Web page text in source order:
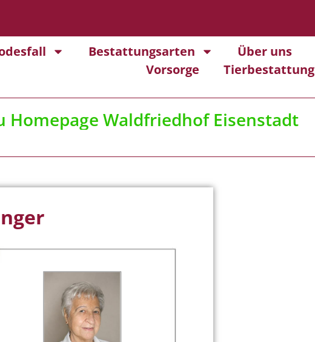
Bestattungsarten Über uns
Vorsorge
Tierbestattung
Homepage Waldfriedhof Eisenstadt